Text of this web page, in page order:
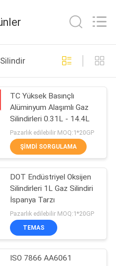
15
13
TC Yüksek Basınçlı
Alüminyum Alaşımlı Gaz
Silindirleri 0.31L - 14.4L
Pazarlık edilebilir MOQ:1*20GP
ŞIMDI SORGULAMA
DOT Endüstriyel Oksijen
Silindirleri 1L Gaz Silindiri
İspanya Tarzı
Pazarlık edilebilir MOQ:1*20GP
TEMAS
ISO 7866 AA6061